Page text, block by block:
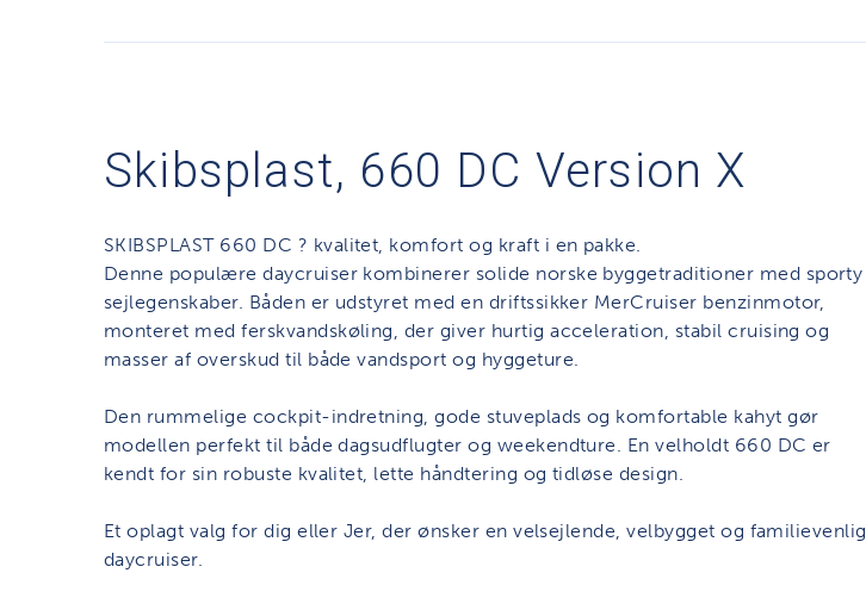
Skibsplast, 660 DC Version X
SKIBSPLAST 660 DC ? kvalitet, komfort og kraft i en pakke.
Denne populære daycruiser kombinerer solide norske byggetraditioner med sporty
sejlegenskaber. Båden er udstyret med en driftssikker MerCruiser benzinmotor,
monteret med ferskvandskøling, der giver hurtig acceleration, stabil cruising og
masser af overskud til både vandsport og hyggeture.
Den rummelige cockpit-indretning, gode stuveplads og komfortable kahyt gør
modellen perfekt til både dagsudflugter og weekendture. En velholdt 660 DC er
kendt for sin robuste kvalitet, lette håndtering og tidløse design.
Et oplagt valg for dig eller Jer, der ønsker en velsejlende, velbygget og familievenlig
daycruiser.